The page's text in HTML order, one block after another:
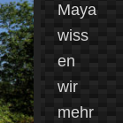
Maya
wiss
en
wir
mehr